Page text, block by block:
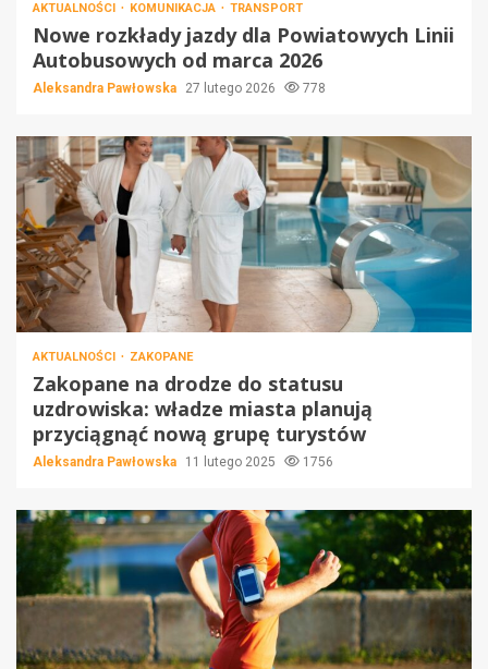
AKTUALNOŚCI KOMUNIKACJA TRANSPORT
Nowe rozkłady jazdy dla Powiatowych Linii
Autobusowych od marca 2026
Aleksandra Pawłowska 27 lutego 2026 778
AKTUALNOŚCI ZAKOPANE
Zakopane na drodze do statusu
uzdrowiska: władze miasta planują
przyciągnąć nową grupę turystów
Aleksandra Pawłowska 11 lutego 2025 1756